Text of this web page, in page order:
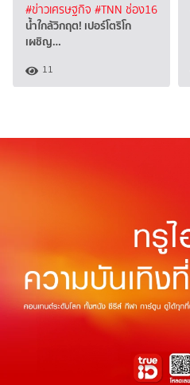
#ข่าวเศรษฐกิจ #TNN ช่อง16
น้ำใกล้วิกฤต! เปอร์โตริโก
เผชิญ…
11